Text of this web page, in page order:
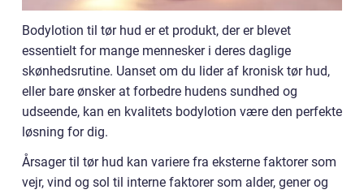
Bodylotion til tør hud er et produkt, der er blevet
essentielt for mange mennesker i deres daglige
skønhedsrutine. Uanset om du lider af kronisk tør hud,
eller bare ønsker at forbedre hudens sundhed og
udseende, kan en kvalitets bodylotion være den perfekte
løsning for dig.
Årsager til tør hud kan variere fra eksterne faktorer som
vejr, vind og sol til interne faktorer som alder, gener og